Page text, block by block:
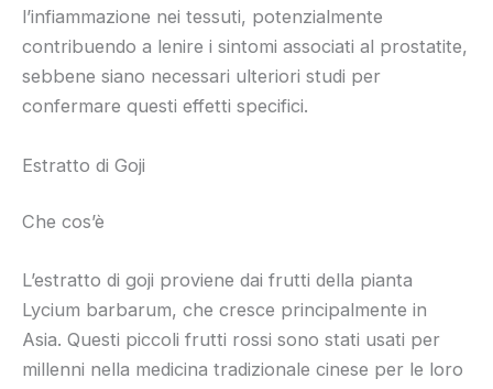
l’infiammazione nei tessuti, potenzialmente
contribuendo a lenire i sintomi associati al prostatite,
sebbene siano necessari ulteriori studi per
confermare questi effetti specifici.
Estratto di Goji
Che cos’è
L’estratto di goji proviene dai frutti della pianta
Lycium barbarum, che cresce principalmente in
Asia. Questi piccoli frutti rossi sono stati usati per
millenni nella medicina tradizionale cinese per le loro